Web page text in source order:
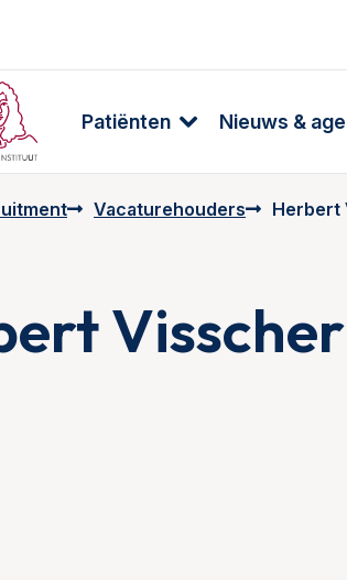
Patiënten Nieuws &
Vacaturehouders Herbert
Visscher